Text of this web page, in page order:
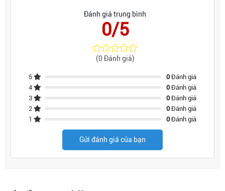
Đánh giá trung bình
0/5
(0 Đánh giá)
5 0Đánh giá
4
0Đánh giá
3
0Đánh giá
2
0Đánh giá
1
0Đánh giá
Gửi đánh giá của bạn